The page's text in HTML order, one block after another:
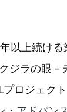
以上続ける
ジラの眼
ロジェク